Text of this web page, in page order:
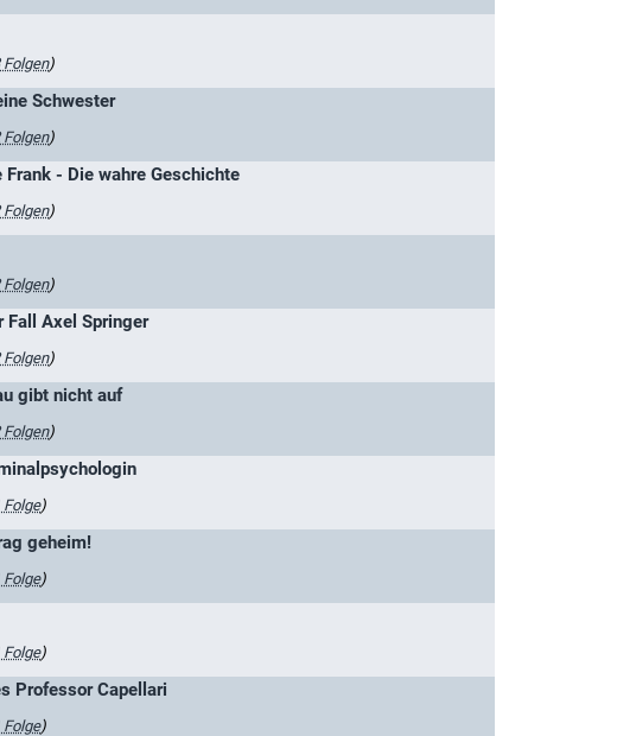
Folgen)
Schwester
Folgen)
Frank - Die wahre Geschichte
Folgen)
Folgen)
Fall Axel Springer
Folgen)
gibt nicht auf
Folgen)
Folge)
geheim!
Folge)
Folge)
Professor Capellari
Folge)